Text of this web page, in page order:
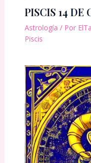
PISCIS 14 DE
Astrología / Por
Piscis